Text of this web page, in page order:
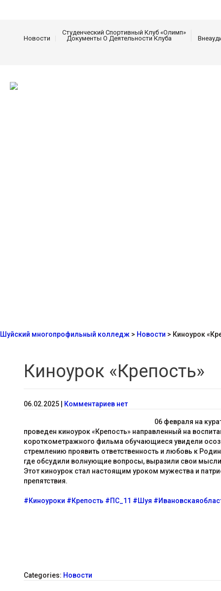
Новости
Студенческий Спортивный Клуб «Олимп»
Документы О Деятельности Клуба
Шуйский многопрофильный колледж > Новости > Киноурок
Киноурок «Крепость»
06.02.2025 Комментариев нет
06 февраля на
проведен киноурок «Крепость» направленный на
короткометражного фильма обучающиеся увидели
стремлению проявить ответственность и любовь к
где обсудили волнующие вопросы, выразили свои
Этот киноурок стал настоящим уроком мужества и
препятствия.
#Киноуроки #Крепость #ПС_11 #Шуя
Categories: Новости